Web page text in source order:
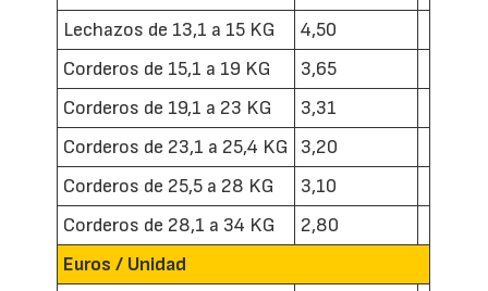
Lechazos de 13,1 a 15 KG
4,50
Corderos de 15,1 a 19 KG
3,65
Corderos de 19,1 a 23 KG
3,31
Corderos de 23,1 a 25,4 KG
3,20
Corderos de 25,5 a 28 KG
3,10
Corderos de 28,1 a 34 KG
2,80
Euros / Unidad